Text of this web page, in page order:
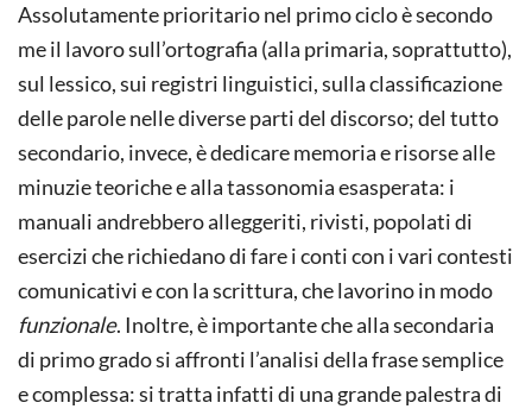
Assolutamente prioritario nel primo ciclo è secondo
me il lavoro sull’ortografia (alla primaria, soprattutto),
sul lessico, sui registri linguistici, sulla classificazione
delle parole nelle diverse parti del discorso; del tutto
secondario, invece, è dedicare memoria e risorse alle
minuzie teoriche e alla tassonomia esasperata: i
manuali andrebbero alleggeriti, rivisti, popolati di
esercizi che richiedano di fare i conti con i vari contesti
comunicativi e con la scrittura, che lavorino in modo
funzionale. Inoltre, è importante che alla secondaria
di primo grado si affronti l’analisi della frase semplice
e complessa: si tratta infatti di una grande palestra di